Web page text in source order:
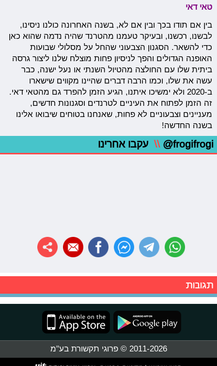
טאי דאי
בין אם תודו בכך ובין אם לא, בשנה האחרונה כולנו ניסינו,
לבשנו, רכשנו, ובעיקר טעמנו מהטרנד שהיה נדמה שהוא כאן
כדי להשאר. הסגנון הצבעוני שהחל על מסלולי שבועות
האופנה הגדולים והפך לניסיון פחות מוצלח שלנו ליצור גרסה
ביתית שלו עם החולצה מהטיול השנתי או נעל ישנה, כבר
עשה את שלו, וכמו הרבה דברים שהיינו מקווים שישארו
ב-2020 ולא ימשיכו איתנו, הגיע הזמן להפרד גם מהטאי דאי.
זה הזמן לפתוח את העיניים לטרנדים וסגנונות חדשים,
מעניינים וצבעוניים לא פחות, שאנחנו בטוחים שיבואו אלינו
בשנה החדשה!
@frogifrogi
\\ עקבו אחרינו
תגובות
2011-2026 © פרוגי תקשורת בע"מ